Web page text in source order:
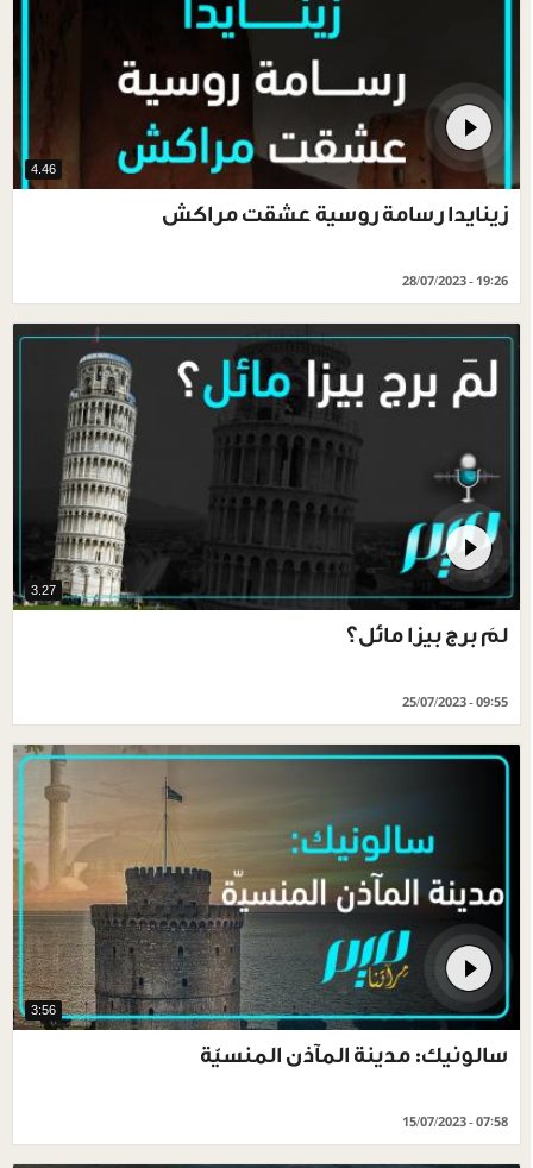
4.46
زينايدا رسامة روسية عشقت مراكش
28/07/2023 - 19:26
3.27
لمَ برج بيزا مائل؟
25/07/2023 - 09:55
3:56
سالونيك: مدينة المآذن المنسيّة
15/07/2023 - 07:58